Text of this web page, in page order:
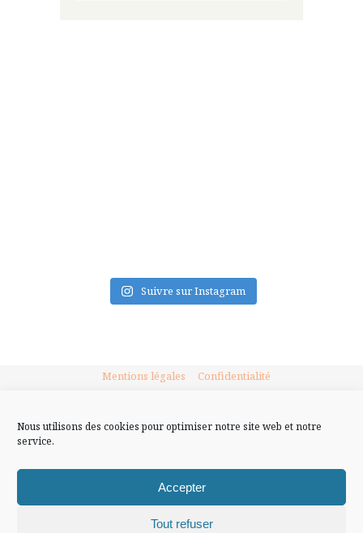
Nous utilisons des cookies pour optimiser notre site web et notre
service.
Accepter
Tout refuser
Suivre sur Instagram
Mentions légales Confidentialité